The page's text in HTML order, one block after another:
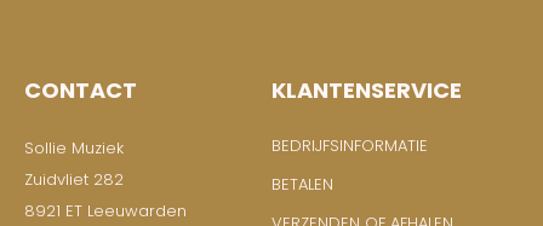
CONTACT
Sollie Muziek
Zuidvliet 282
8921 ET Leeuwarden
KLANTENSERVICE
BEDRIJFSINFORMATIE
BETALEN